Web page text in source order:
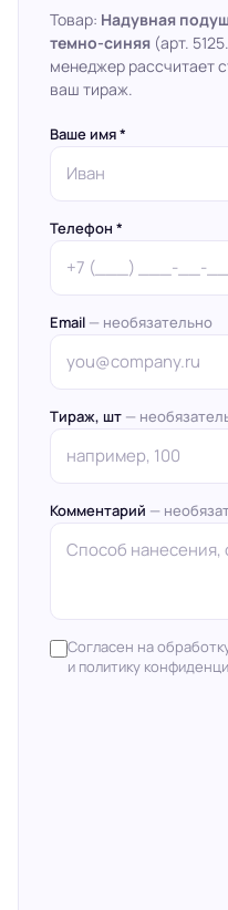
Товар: Надувная
темно-синяя (арт.
менеджер рассчитает
ваш тираж.
Ваше имя *
Телефон *
Email — необязательно
Тираж, шт —
Комментарий —
Согласен на
и политику